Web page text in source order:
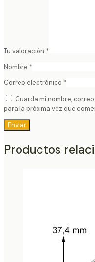
Tu valoración *
Nombre *
Correo electrónico *
Guarda mi nombre,
para la próxima vez que
Productos